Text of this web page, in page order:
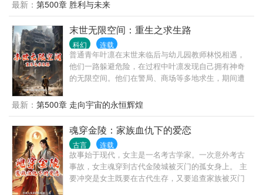
灭！ PS: 本文架空世界，魔法与修法各自构成独立的
修炼体系。主角雷厉风行，不心软，不揽闲事，唯对
自身有利之事，方才为之。除了挚友至亲之外，旁人
一概不论。
最新： 第500章 胜利与未来
末世无限空间：重生之求生路
科幻 连载
普通青年叶凛在末世来临后与幼儿园教师林悦相遇，
他们一路躲避危险，在过程中叶凛发现自己拥有神奇
的无限空间。他们在警局、商场等多地求生，期间遭
力对抗，包括铁血联盟的威胁，又遇到神秘的白泽调
解。 结局是三方达成临时停火协议，叶凛等人在充满
疑虑的情况下与他们商讨合作事宜，人类在末世的命
运仍充满未知，他们要判断合作是否能真正走向拯救
末世之路，而叶凛也将继续依靠无限空间带领众人求
生。
最新： 第500章 走向宇宙的永恒辉煌
魂穿金陵：家族血仇下的爱恋
古言 连载
故事始于现代，女主是一名考古学家。一次意外考古
事故，女主魂穿到古代金陵城被灭门的孤女身上。 主
要冲突是女主既要在古代生存，又要追查家族被灭门